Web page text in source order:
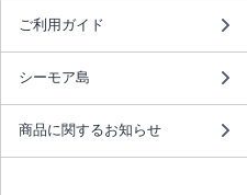
ご利用ガイド
シーモア島
商品に関するお知らせ